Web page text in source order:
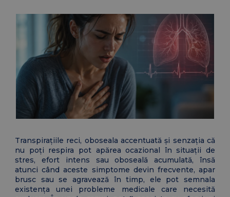
Transpirațiile reci, oboseala accentuată și senzația că
nu poți respira pot apărea ocazional în situații de
stres, efort intens sau oboseală acumulată, însă
atunci când aceste simptome devin frecvente, apar
brusc sau se agravează în timp, ele pot semnala
existența unei probleme medicale care necesită